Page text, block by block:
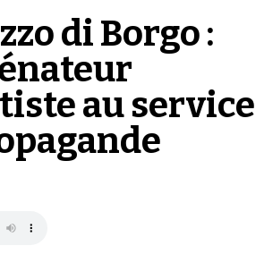
de presse
di Borgo :
au service